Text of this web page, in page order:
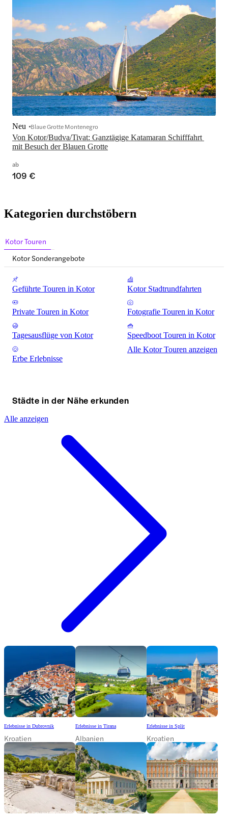
Von Kotor/Budva/Tivat: Ganztägige Katamaran Schifffahrt
mit Besuch der Blauen Grotte
Neu Blaue Grotte Montenegro
ab
109 €
Kategorien durchstöbern
Kotor Touren
Kotor Sonderangebote
Geführte Touren in Kotor Kotor Stadtrundfahrten
Private Touren in Kotor Fotografie Touren in Kotor
Tagesausflüge von Kotor Speedboot Touren in Kotor
Erbe Erlebnisse
Alle Kotor Touren anzeigen
Städte in der Nähe erkunden
Alle anzeigen
Erlebnisse in Dubrovnik
Kroatien
Erlebnisse in Tirana
Albanien
Erlebnisse in Split
Kroatien